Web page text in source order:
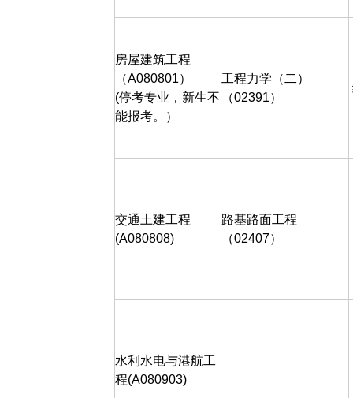
房屋建筑工程
（A080801）
(停考专业，新生不
能报考。）
工程力学（二）
（02391）
交通土建工程
(A080808)
路基路面工程
（02407）
水利水电与港航工
程(A080903)